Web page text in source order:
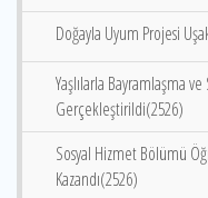
Doğayla Uyum Projesi
Yaşlılarla Bayramlaşma ve
Gerçekleştirildi(2526)
Sosyal Hizmet Bölümü
Kazandı(2526)